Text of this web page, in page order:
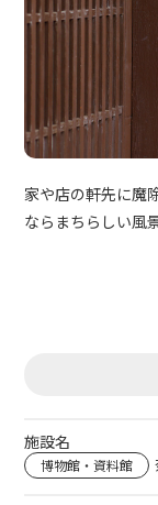
家や店の軒先に魔
ならまちらしい風
施設名
博物館・資料館